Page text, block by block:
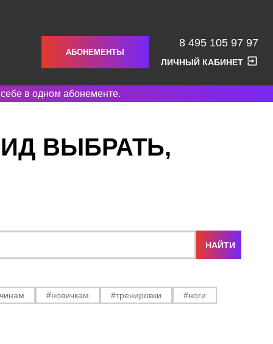
АБОНЕМЕНТЫ
8 495 105 97 97
ЛИЧНЫЙ КАБИНЕТ
в одном абонементе.
ВЫБРАТЬ,
#новичкам #тренировки
#ноги